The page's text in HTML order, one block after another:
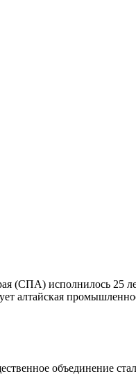
(СПА) исполнилось 25
алтайская
объединение